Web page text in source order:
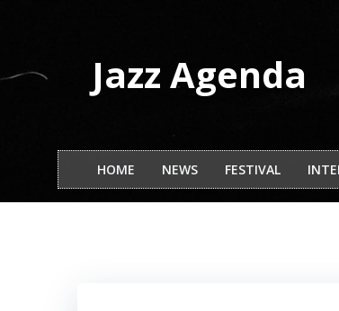
Jazz Agenda
HOME NEWS FESTIVAL